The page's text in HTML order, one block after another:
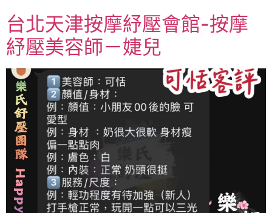
台北天津按摩紓壓會館-按摩
紓壓美容師－婕兒